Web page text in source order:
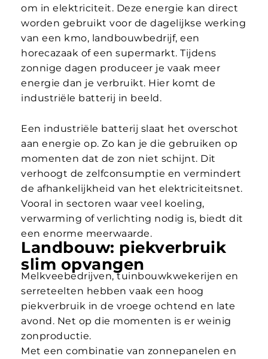
om in elektriciteit. Deze energie kan direct
worden gebruikt voor de dagelijkse werking
van een kmo, landbouwbedrijf, een
horecazaak of een supermarkt. Tijdens
zonnige dagen produceer je vaak meer
energie dan je verbruikt. Hier komt de
industriële batterij in beeld.
Een industriële batterij slaat het overschot
aan energie op. Zo kan je die gebruiken op
momenten dat de zon niet schijnt. Dit
verhoogt de zelfconsumptie en vermindert
de afhankelijkheid van het elektriciteitsnet.
Vooral in sectoren waar veel koeling,
verwarming of verlichting nodig is, biedt dit
een enorme meerwaarde.
Landbouw: piekverbruik
slim opvangen
Melkveebedrijven, tuinbouwkwekerijen en
serreteelten hebben vaak een hoog
piekverbruik in de vroege ochtend en late
avond. Net op die momenten is er weinig
zonproductie.
Met een combinatie van zonnepanelen en